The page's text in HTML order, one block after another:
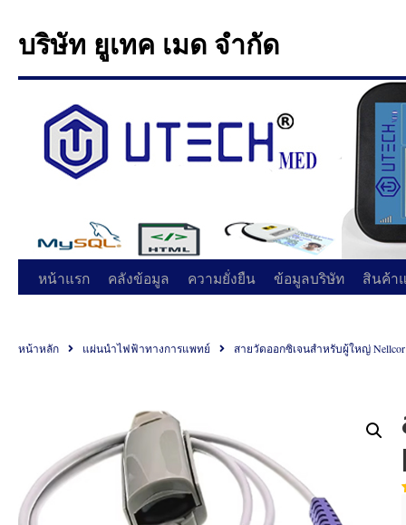
บริษัท ยูเทค เมด จำกัด
หน้าแรก คลังข้อมูล ความยั่งยืน ข้อมูลบริษัท สินค้า
หน้าหลัก แผ่นนำไฟฟ้าทางการแพทย์ สายวัดออกซิเจนสำหรับผู้ใหญ่ Nellcor